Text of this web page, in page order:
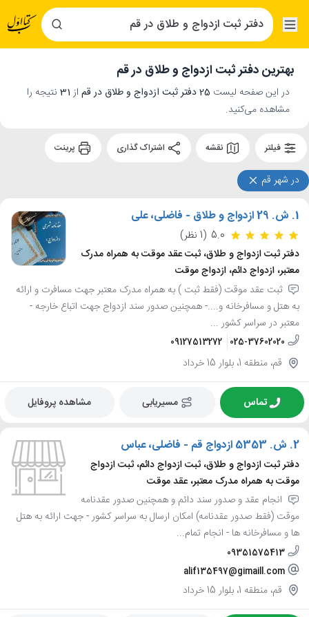
بهترین دفتر ثبت ازدواج و طلاق در قم
در این صفحه لیست 25 دفتر ثبت ازدواج و طلاق در قم از 31 نتیجه را
مشاهده می‌کنید.
فیلتر نقشه
در شهر قم
1. ش. 29 ازدواج و طلاق - فاضلی، علی
5.0 (1 نظر)
دفتر ثبت ازدواج و طلاق، ثبت عقد موقت به همراه مدرک
معتبر، ازدواج دائم، ازدواج موقت
ثبت عقد موقت (فقط ثبت ) به همراه مدرک معتبر جهت مسافرت و ارائه
به هتل و مسافرخانه و....- همچنین صدور سند ازدواج جهت اتباع خارجه -
معتبر در سراسر کشور ...
025-37602020
09127513272
قم، منطقه 1، بلوار 15 خرداد
تماس مسیریابی مشاهده پروفایل
2. ش. 5353 ازدواج قم - فاضلی، عباس
دفتر ثبت ازدواج و طلاق، ثبت ازدواج دائم، ثبت ازدواج
موقت به همراه مدرک معتبر، عقد موقت
انجام عقد و صدور سند دائم و همچنین صدور عقدنامه
موقت (فقط صدور عقدنامه) امکان ارسال به سراسر کشور - جهت ارائه به هتل
ها و مسافرخانه ها - انجام تمام...
09351575413
alif135497@gimaill.com
قم، منطقه 1، بلوار 15 خرداد